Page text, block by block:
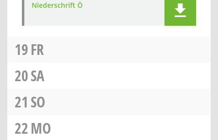
Niederschrift Ö
19FR
20SA
21 SO
22MO